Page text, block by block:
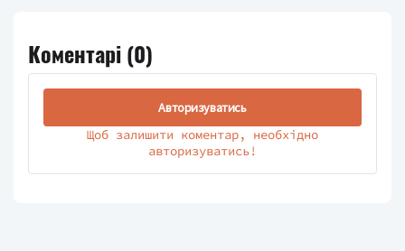
Коментарі (0)
Щоб залишити коментар, необхідно
авторизуватись!
Авторизуватись